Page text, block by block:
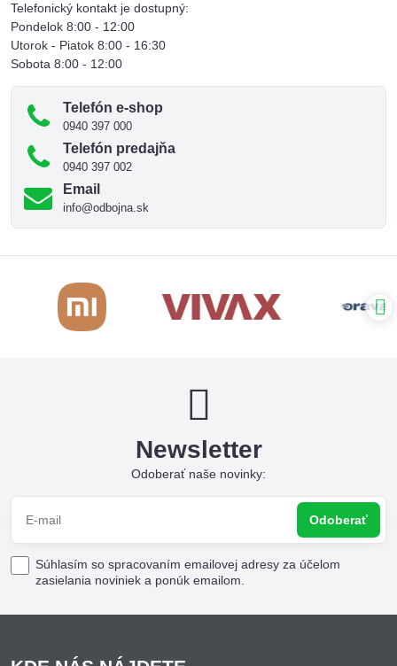
Telefonický kontakt je dostupný:
Pondelok 8:00 - 12:00
Utorok - Piatok 8:00 - 16:30
Sobota 8:00 - 12:00
Telefón e-shop
0940 397 000
Telefón predajňa
0940 397 002
Email
info@odbojna.sk
Newsletter
Odoberať naše novinky:
Odoberať
Súhlasím so spracovaním emailovej adresy za účelom
zasielania noviniek a ponúk emailom.